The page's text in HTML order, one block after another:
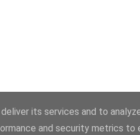
its services and to
and security metrics to